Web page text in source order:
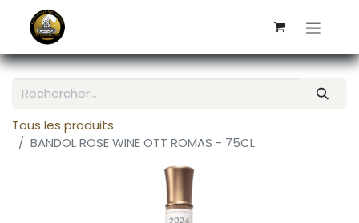
Tous les produits
BANDOL ROSE WINE OTT ROMAS - 75CL